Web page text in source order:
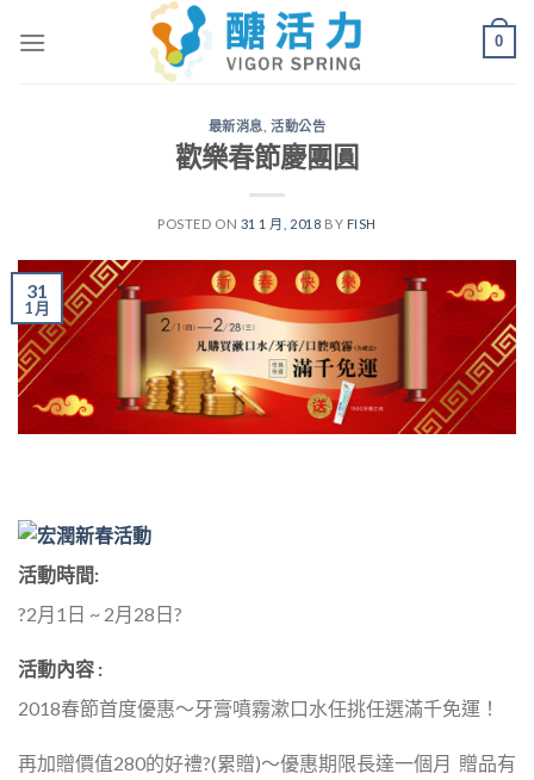
0
最新消息 ,活動公告
歡樂春節慶團圓
POSTED ON 31 1 月, 2018 BY FISH
31
1 月
活動時間:
?2月1日 ~ 2月28日?
活動內容 :
2018春節首度優惠～牙膏噴霧漱口水任挑任選滿千免運！
再加贈價值280的好禮?(累贈)～優惠期限長達一個月 贈品有